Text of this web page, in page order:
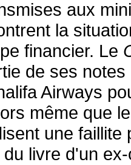
aux
la
financier. Le
de ses
Airways
même que
une
livre d'un